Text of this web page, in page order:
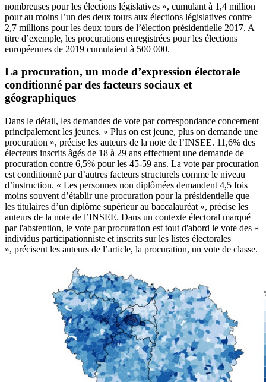
nombreuses pour les élections législatives », cumulant à 1,4 million
pour au moins l’un des deux tours aux élections législatives contre
2,7 millions pour les deux tours de l’élection présidentielle 2017. A
titre d’exemple, les procurations enregistrées pour les élections
européennes de 2019 cumulaient à 500 000.
La procuration, un mode d’expression électorale
conditionné par des facteurs sociaux et
géographiques
Dans le détail, les demandes de vote par correspondance concernent
principalement les jeunes. « Plus on est jeune, plus on demande une
procuration », précise les auteurs de la note de l’INSEE. 11,6% des
électeurs inscrits âgés de 18 à 29 ans effectuent une demande de
procuration contre 6,5% pour les 45-59 ans. La vote par procuration
est conditionné par d’autres facteurs structurels comme le niveau
d’instruction. « Les personnes non diplômées demandent 4,5 fois
moins souvent d’établir une procuration pour la présidentielle que
les titulaires d’un diplôme supérieur au baccalauréat », précise les
auteurs de la note de l’INSEE. Dans un contexte électoral marqué
par l'abstention, le vote par procuration est tout d'abord le vote des «
individus participationniste et inscrits sur les listes électorales
», précisent les auteurs de l’article, la procuration, un vote de classe.